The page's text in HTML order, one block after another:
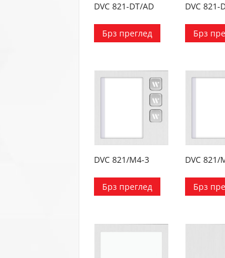
DVC 821-DT/AD
Брз преглед
DVC 821-
Брз
DVC 821/M4-3
Брз преглед
DVC 821/
Брз